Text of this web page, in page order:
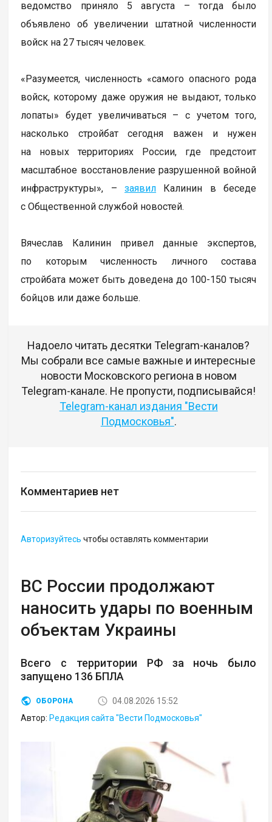
ведомство приняло 5 августа – тогда было
объявлено об увеличении штатной численности
войск на 27 тысяч человек.
«Разумеется, численность «самого опасного рода
войск, которому даже оружия не выдают, только
лопаты» будет увеличиваться – с учетом того,
насколько стройбат сегодня важен и нужен
на новых территориях России, где предстоит
масштабное восстановление разрушенной войной
инфраструктуры», –заявил Калинин в беседе
с Общественной службой новостей.
Вячеслав Калинин привел данные экспертов,
по которым численность личного состава
стройбата может быть доведена до 100-150 тысяч
бойцов или даже больше.
Надоело читать десятки Telegram-каналов?
Мы собрали все самые важные и интересные
новости Московского региона в новом
Telegram-канале. Не пропусти, подписывайся!
Telegram-канал издания "Вести
Подмосковья".
Комментариев нет
Авторизуйтесь чтобы оставлять комментарии
ВС России продолжают
наносить удары по военным
объектам Украины
Всего с территории РФ за ночь было
запущено 136 БПЛА
ОБОРОНА
04.08.2026 15:52
Автор: Редакция сайта "Вести Подмосковья"